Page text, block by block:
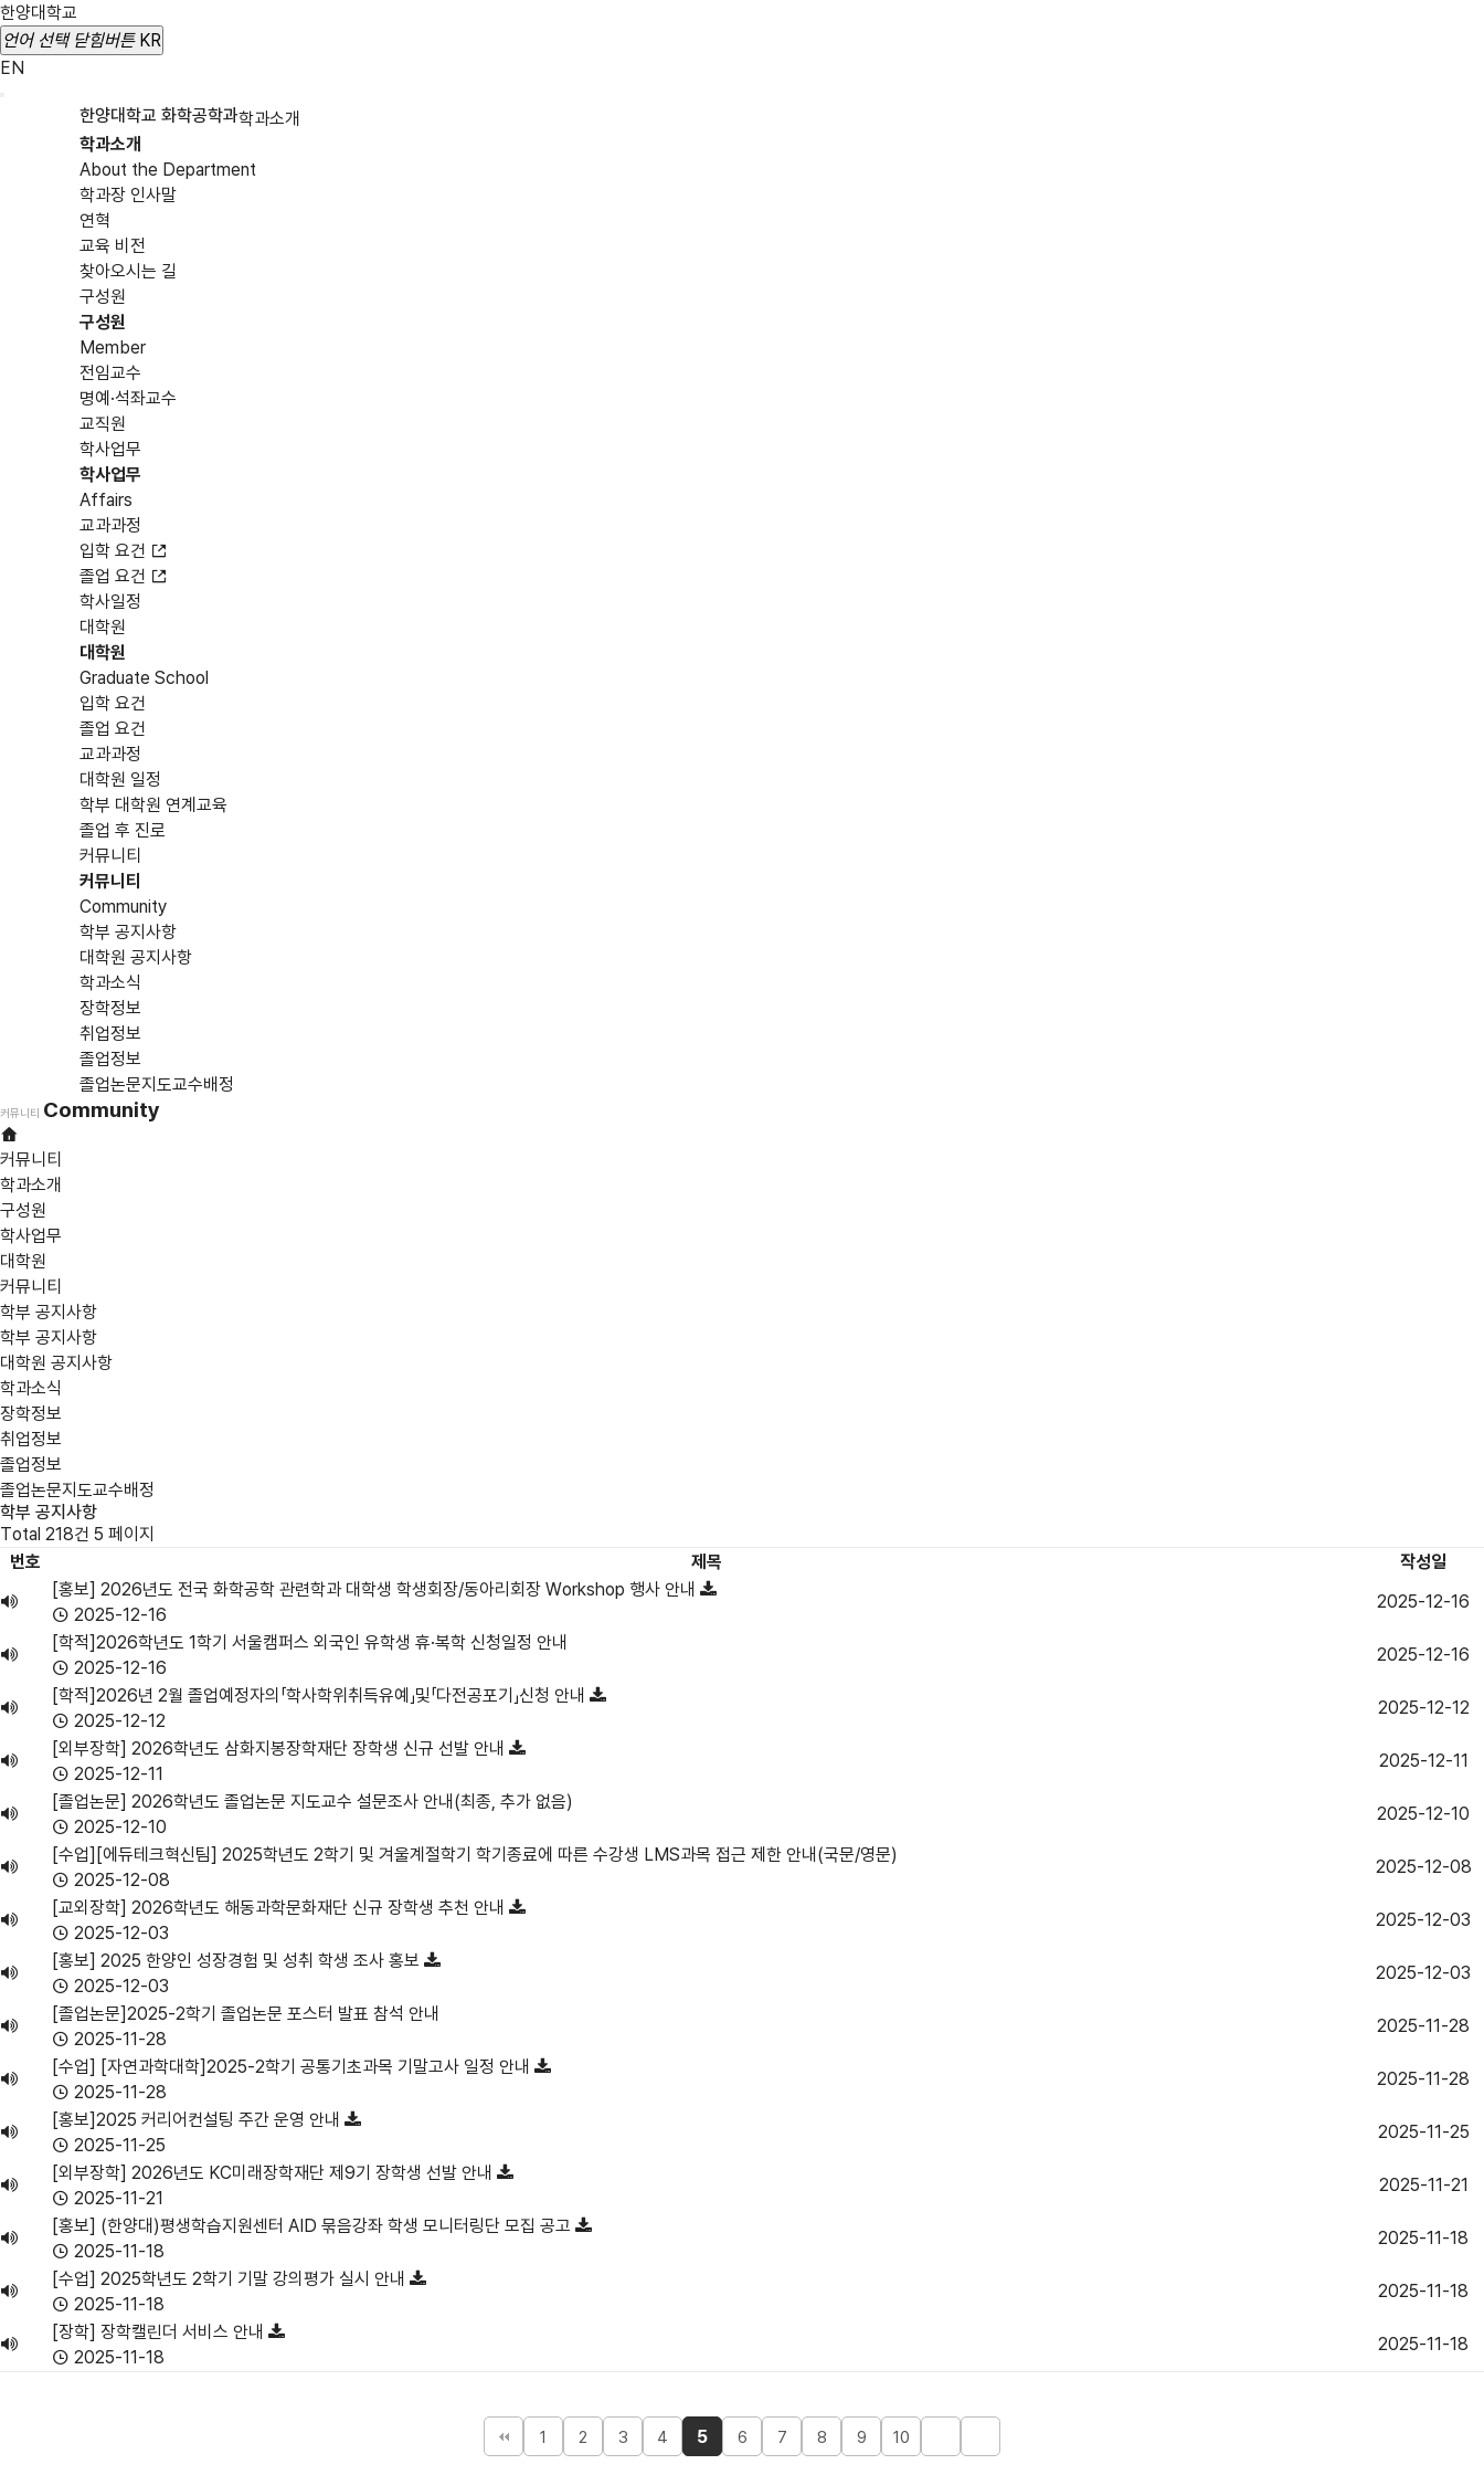
한양대학교
언어 선택닫힘버튼 KR
EN
한양대학교 화학공학과학과소개
학과소개
About the Department
학과장 인사말
연혁
교육 비전
찾아오시는 길
구성원
구성원
Member
전임교수
명예·석좌교수
교직원
학사업무
학사업무
Affairs
교과과정
입학 요건
졸업 요건
학사일정
대학원
대학원
Graduate School
입학 요건
졸업 요건
교과과정
대학원 일정
학부 대학원 연계교육
졸업 후 진로
커뮤니티
커뮤니티
Community
학부 공지사항
대학원 공지사항
학과소식
장학정보
취업정보
졸업정보
졸업논문지도교수배정
커뮤니티 Community
커뮤니티
학과소개
구성원
학사업무
대학원
커뮤니티
학부 공지사항
학부 공지사항
대학원 공지사항
학과소식
장학정보
취업정보
졸업정보
졸업논문지도교수배정
학부 공지사항
Total 218건 5 페이지
학
공
사
목
번호 제목
작성일
[홍보] 2026년도 전국 화학공학 관련학과 대학생 학생회장/동아리회장 Workshop 행사 안내
2025-12-16
2025-12-16
[학적]2026학년도 1학기 서울캠퍼스 외국인 유학생 휴·복학 신청일정 안내
2025-12-16
2025-12-16
[학적]2026년 2월 졸업예정자의「학사학위취득유예」및「다전공포기」신청 안내
2025-12-12
2025-12-12
[외부장학] 2026학년도 삼화지봉장학재단 장학생 신규 선발 안내
2025-12-11
2025-12-11
[졸업논문] 2026학년도 졸업논문 지도교수 설문조사 안내(최종, 추가 없음)
2025-12-10
2025-12-10
[수업][에듀테크혁신팀] 2025학년도 2학기 및 겨울계절학기 학기종료에 따른 수강생 LMS과목 접근 제한 안내(국문/영문)
2025-12-08
2025-12-08
[교외장학] 2026학년도 해동과학문화재단 신규 장학생 추천 안내
2025-12-03
2025-12-03
[홍보] 2025 한양인 성장경험 및 성취 학생 조사 홍보
2025-12-03
2025-12-03
[졸업논문]2025-2학기 졸업논문 포스터 발표 참석 안내
2025-11-28
2025-11-28
[수업] [자연과학대학]2025-2학기 공통기초과목 기말고사 일정 안내
2025-11-28
2025-11-28
[홍보]2025 커리어컨설팅 주간 운영 안내
2025-11-25
2025-11-25
[외부장학] 2026년도 KC미래장학재단 제9기 장학생 선발 안내
2025-11-21
2025-11-21
[홍보] (한양대)평생학습지원센터 AID 묶음강좌 학생 모니터링단 모집 공고
2025-11-18
2025-11-18
[수업] 2025학년도 2학기 기말 강의평가 실시 안내
2025-11-18
2025-11-18
[장학] 장학캘린더 서비스 안내
2025-11-18
2025-11-18
1 2 3 4 5 6 7 8 9 10